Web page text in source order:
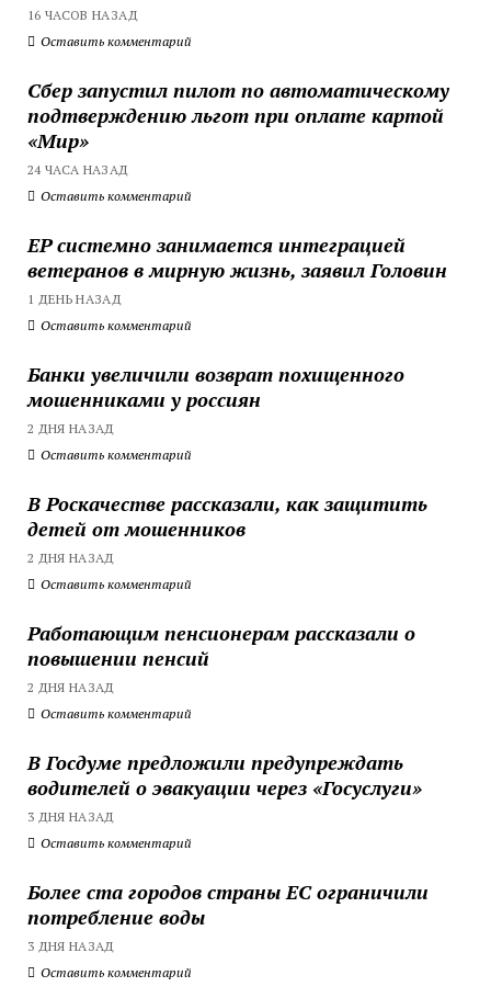
16 ЧАСОВ НАЗАД
Оставить комментарий
Сбер запустил пилот по автоматическому
подтверждению льгот при оплате картой
«Мир»
24 ЧАСА НАЗАД
Оставить комментарий
ЕР системно занимается интеграцией
ветеранов в мирную жизнь, заявил Головин
1 ДЕНЬ НАЗАД
Оставить комментарий
Банки увеличили возврат похищенного
мошенниками у россиян
2 ДНЯ НАЗАД
Оставить комментарий
В Роскачестве рассказали, как защитить
детей от мошенников
2 ДНЯ НАЗАД
Оставить комментарий
Работающим пенсионерам рассказали о
повышении пенсий
2 ДНЯ НАЗАД
Оставить комментарий
В Госдуме предложили предупреждать
водителей о эвакуации через «Госуслуги»
3 ДНЯ НАЗАД
Оставить комментарий
Более ста городов страны ЕС ограничили
потребление воды
3 ДНЯ НАЗАД
Оставить комментарий